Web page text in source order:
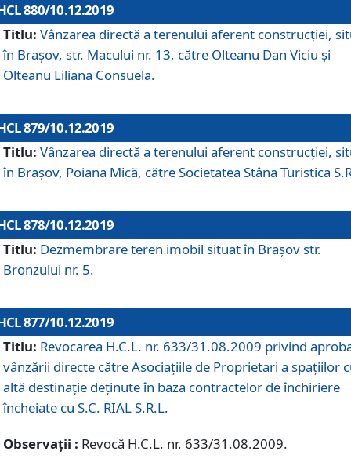
880/10.12.2019
Titlu: Vânzarea directă a terenului aferent construcției,
în Brașov, str. Macului nr. 13, către Olteanu Dan Viciu și
Olteanu Liliana Consuela.
879/10.12.2019
Titlu: Vânzarea directă a terenului aferent construcției,
în Brașov, Poiana Mică, către Societatea Stâna Turistica
878/10.12.2019
Titlu: Dezmembrare teren imobil situat în Brașov str.
Bronzului nr. 5.
877/10.12.2019
Titlu: Revocarea H.C.L. nr. 633/31.08.2009 privind
vânzării directe către Asociațiile de Proprietari a spațiilor
altă destinație deținute în baza contractelor de închiriere
încheiate cu S.C. RIAL S.R.L.
Observații : Revocă H.C.L. nr. 633/31.08.2009.